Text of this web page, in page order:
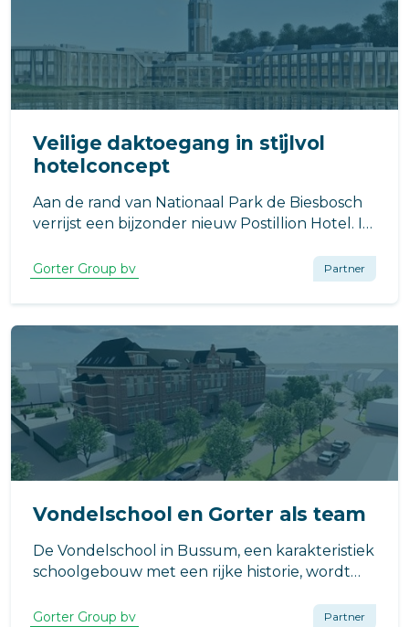
Veilige daktoegang in stijlvol
hotelconcept
Aan de rand van Nationaal Park de Biesbosch
verrijst een bijzonder nieuw Postillion Hotel. In
voormalige Veerse Toren, werkt VB Bouw aan
een moderne hotelvoorziening met een
uitgesproken architectonisch karakter.
Gorter Group bv Partner
Vondelschool en Gorter als team
De Vondelschool in Bussum, een karakteristiek
schoolgebouw met een rijke historie, wordt
uitgebreid.
Gorter Group bv Partner